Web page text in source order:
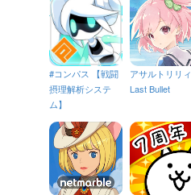
#コンパス 【戦闘
摂理解析システ
ム】
アサルトリリィ
Last Bullet